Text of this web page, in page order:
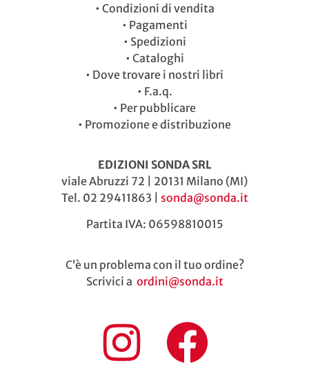
• Condizioni di vendita
• Pagamenti
• Spedizioni
• Cataloghi
• Dove trovare i nostri libri
• F.a.q.
• Per pubblicare
• Promozione e distribuzione
EDIZIONI SONDA SRL
viale Abruzzi 72 | 20131 Milano (MI)
Tel. 02 29411863 | sonda@sonda.it
Partita IVA: 06598810015
C’è un problema con il tuo ordine?
Scrivici a ordini@sonda.it